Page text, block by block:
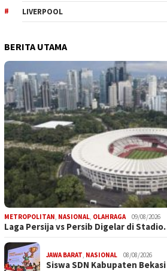
LIVERPOOL
BERITA UTAMA
METROPOLITAN NASIONAL OLAHRAGA 09/08/2026
Laga Persija vs Persib Digelar di
JAWA BARAT NASIONAL 08/08/2026
Siswa SDN Kabupaten